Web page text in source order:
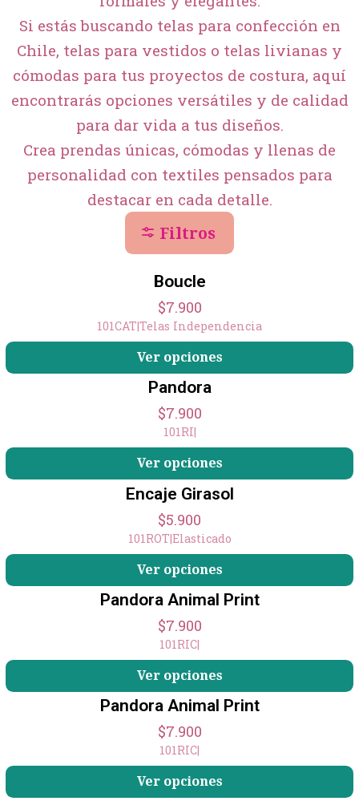
Si estás buscando telas para confección en
Chile, telas para vestidos o telas livianas y
cómodas para tus proyectos de costura, aquí
encontrarás opciones versátiles y de calidad
para dar vida a tus diseños.
Crea prendas únicas, cómodas y llenas de
personalidad con textiles pensados para
destacar en cada detalle.
Filtros
Boucle
$7.900
101CAT|Telas Independencia
Ver opciones
+20
Pandora
$7.900
101RI|
Ver opciones
+1
Encaje Girasol
$5.900
101ROT|Elasticado
Ver opciones
Pandora Animal Print
$7.900
101RIC|
Ver opciones
Pandora Animal Print
$7.900
101RIC|
Ver opciones